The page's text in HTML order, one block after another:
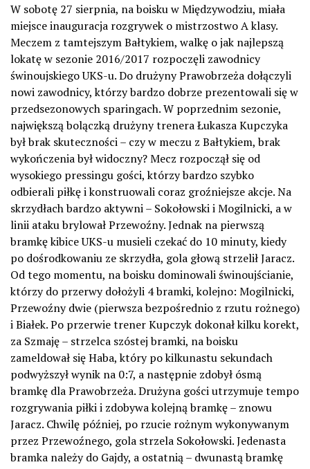
W sobotę 27 sierpnia, na boisku w Międzywodziu, miała
miejsce inauguracja rozgrywek o mistrzostwo A klasy.
Meczem z tamtejszym Bałtykiem, walkę o jak najlepszą
lokatę w sezonie 2016/2017 rozpoczęli zawodnicy
świnoujskiego UKS-u. Do drużyny Prawobrzeża dołączyli
nowi zawodnicy, którzy bardzo dobrze prezentowali się w
przedsezonowych sparingach. W poprzednim sezonie,
największą bolączką drużyny trenera Łukasza Kupczyka
był brak skuteczności – czy w meczu z Bałtykiem, brak
wykończenia był widoczny? Mecz rozpoczął się od
wysokiego pressingu gości, którzy bardzo szybko
odbierali piłkę i konstruowali coraz groźniejsze akcje. Na
skrzydłach bardzo aktywni – Sokołowski i Mogilnicki, a w
linii ataku brylował Przewoźny. Jednak na pierwszą
bramkę kibice UKS-u musieli czekać do 10 minuty, kiedy
po dośrodkowaniu ze skrzydła, gola głową strzelił Jaracz.
Od tego momentu, na boisku dominowali świnoujścianie,
którzy do przerwy dołożyli 4 bramki, kolejno: Mogilnicki,
Przewoźny dwie (pierwsza bezpośrednio z rzutu rożnego)
i Białek. Po przerwie trener Kupczyk dokonał kilku korekt,
za Szmaję – strzelca szóstej bramki, na boisku
zameldował się Haba, który po kilkunastu sekundach
podwyższył wynik na 0:7, a następnie zdobył ósmą
bramkę dla Prawobrzeża. Drużyna gości utrzymuje tempo
rozgrywania piłki i zdobywa kolejną bramkę – znowu
Jaracz. Chwilę później, po rzucie rożnym wykonywanym
przez Przewoźnego, gola strzela Sokołowski. Jedenasta
bramka należy do Gajdy, a ostatnią – dwunastą bramkę